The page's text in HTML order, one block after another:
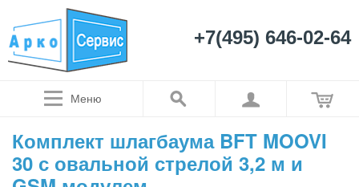
+7(495) 646-02-64
Меню
Комплект шлагбаума BFT MOOVI
30 с овальной стрелой 3,2 м и